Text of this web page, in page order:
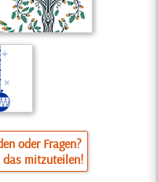
oder Fragen?
das mitzuteilen!